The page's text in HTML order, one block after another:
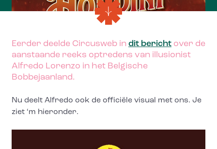
Eerder deelde Circusweb in dit bericht over de
aanstaande reeks optredens van illusionist
Alfredo Lorenzo in het Belgische
Bobbejaanland.
Nu deelt Alfredo ook de officiële visual met ons. Je
ziet ‘m hieronder.